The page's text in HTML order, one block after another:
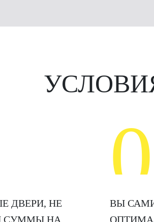
ДВЕРИ, НЕ
СУММЫ НА
ВЫ